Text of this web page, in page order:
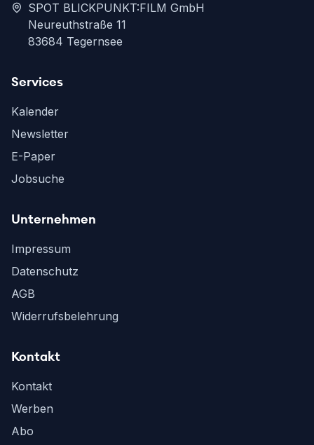
SPOT BLICKPUNKT:FILM GmbH
Neureuthstraße 11
83684 Tegernsee
Services
Kalender
Newsletter
E-Paper
Jobsuche
Unternehmen
Impressum
Datenschutz
AGB
Widerrufsbelehrung
Kontakt
Kontakt
Werben
Abo